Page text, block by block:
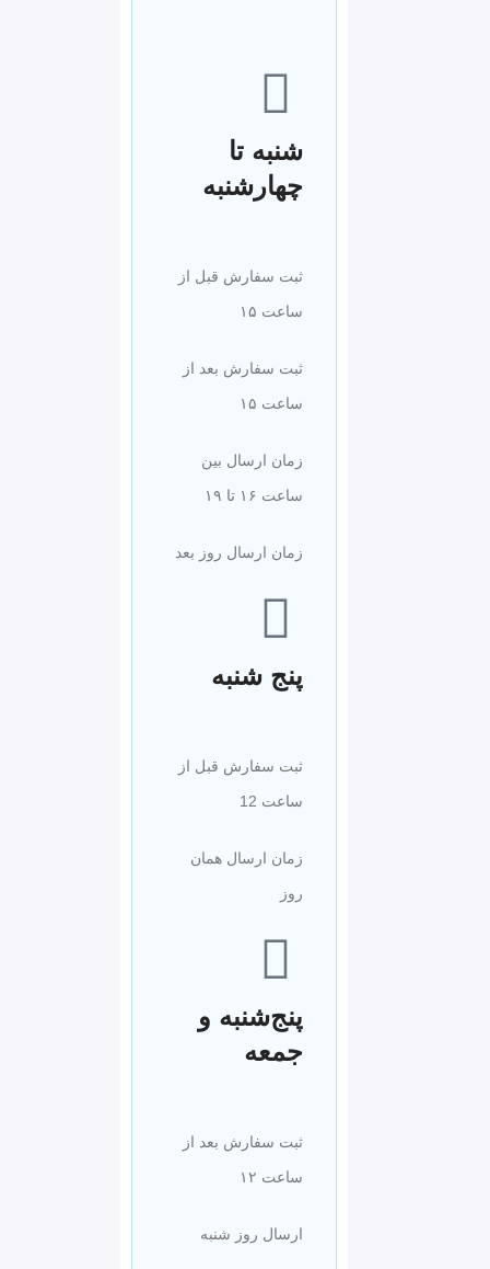
شنبه تا
چهارشنبه
ثبت سفارش قبل از
ساعت ۱۵
ثبت سفارش بعد از
ساعت ۱۵
زمان ارسال بین
ساعت ۱۶ تا ۱۹
زمان ارسال روز بعد
پنج شنبه
ثبت سفارش قبل از
ساعت 12
زمان ارسال همان
روز
پنج‌شنبه و
جمعه
ثبت سفارش بعد از
ساعت ۱۲
ارسال روز شنبه